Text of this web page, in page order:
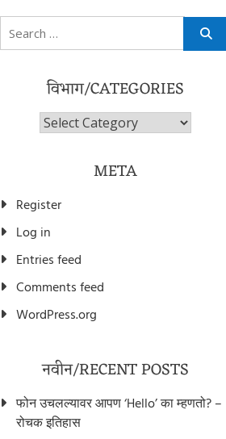
Search
for:
विभाग/CATEGORIES
विभाग/Categories
META
Register
Log in
Entries feed
Comments feed
WordPress.org
नवीन/RECENT POSTS
फोन उचलल्यावर आपण ‘Hello’ का म्हणतो? –
रोचक इतिहास